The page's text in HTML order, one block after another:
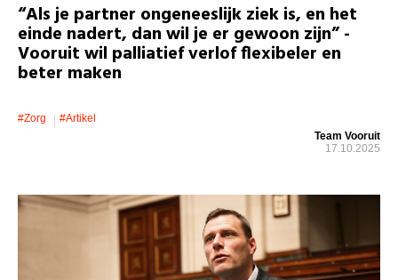
“Als je partner ongeneeslijk ziek is, en het
einde nadert, dan wil je er gewoon zijn” -
Vooruit wil palliatief verlof flexibeler en
beter maken
#zorg
#artikel
Team Vooruit
17.10.2025